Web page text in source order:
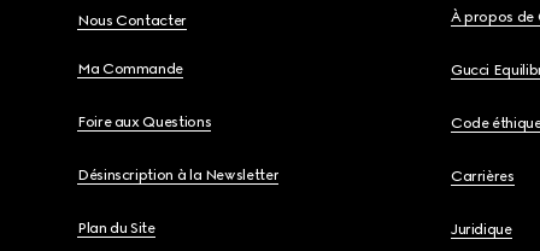
Nous Contacter
Ma Commande
Foire aux Questions
Désinscription à la Newsletter
Plan du Site
À propos de
Gucci
Code
Carrières
Juridique